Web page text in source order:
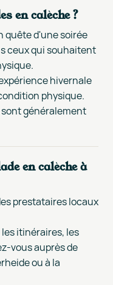
en calèche ?
quête d'une soirée
ceux qui souhaitent
hivernale
physique.
généralement
en calèche à
prestataires locaux
itinéraires, les
vous auprès de
ou à la